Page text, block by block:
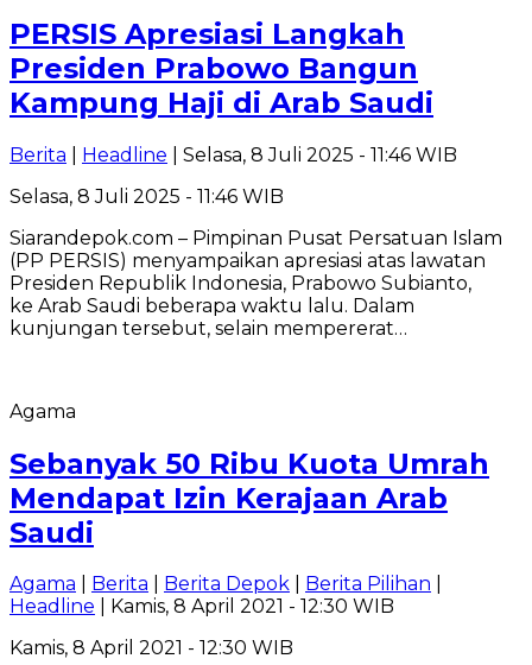
PERSIS Apresiasi Langkah
Presiden Prabowo Bangun
Kampung Haji di Arab Saudi
Berita Headline | Selasa, 8 Juli 2025 - 11:46 WIB
Selasa, 8 Juli 2025 - 11:46 WIB
Siarandepok.com – Pimpinan Pusat Persatuan Islam
(PP PERSIS) menyampaikan apresiasi atas lawatan
Presiden Republik Indonesia, Prabowo Subianto,
ke Arab Saudi beberapa waktu lalu. Dalam
kunjungan tersebut, selain mempererat…
Agama
Sebanyak 50 Ribu Kuota Umrah
Mendapat Izin Kerajaan Arab
Saudi
Agama Berita Berita Depok Berita Pilihan
Headline | Kamis, 8 April 2021 - 12:30 WIB
Kamis, 8 April 2021 - 12:30 WIB